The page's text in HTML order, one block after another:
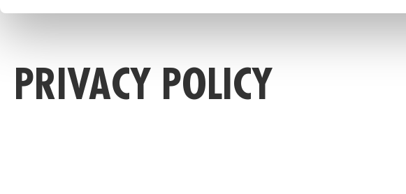
PRIVACY POLICY